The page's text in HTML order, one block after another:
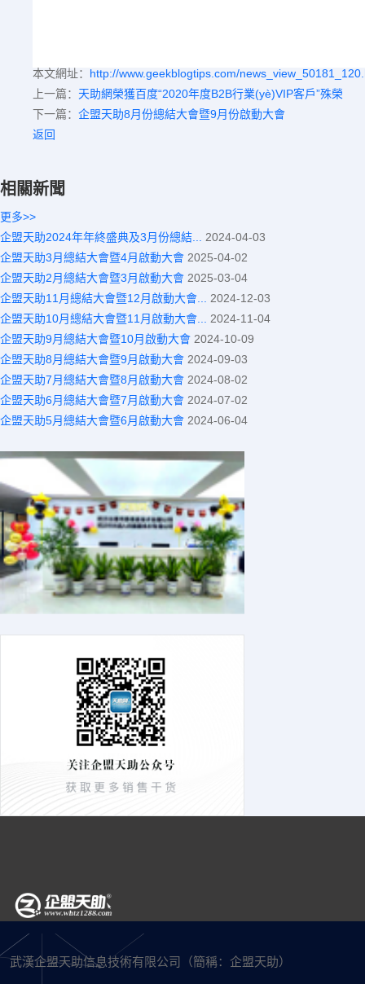
本文網址： http://www.geekblogtips.com/
上一篇： 天助網榮獲百度“2020年度B2B行業(yè)VIP客戶”殊榮
下一篇： 企盟天助8月份總結大會暨9月份啟動大會
返回
相關新聞
更多>>
企盟天助2024年年終盛典及3月份總結...
2024-04-03
企盟天助3月總結大會暨4月啟動大會 2025-04-02
企盟天助2月總結大會暨3月啟動大會 2025-03-04
企盟天助11月總結大會暨12月啟動大會...
2024-12-03
企盟天助10月總結大會暨11月啟動大會...
2024-11-04
企盟天助9月總結大會暨10月啟動大會 2024-10-09
企盟天助8月總結大會暨9月啟動大會 2024-09-03
企盟天助7月總結大會暨8月啟動大會 2024-08-02
企盟天助6月總結大會暨7月啟動大會 2024-07-02
企盟天助5月總結大會暨6月啟動大會 2024-06-04
武漢企盟天助信息技術有限公司（簡稱：企盟天助）